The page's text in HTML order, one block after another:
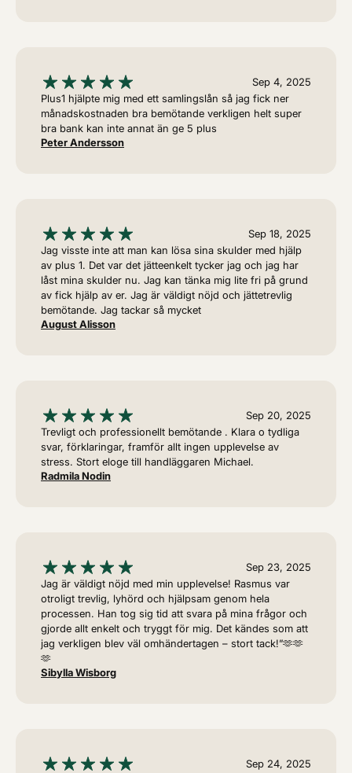
Sep 4, 2025
Plus1 hjälpte mig med ett samlingslån så jag fick ner
månadskostnaden bra bemötande verkligen helt super
bra bank kan inte annat än ge 5 plus
Peter Andersson
Sep 18, 2025
Jag visste inte att man kan lösa sina skulder med hjälp
av plus 1. Det var det jätteenkelt tycker jag och jag har
låst mina skulder nu. Jag kan tänka mig lite fri på grund
av fick hjälp av er. Jag är väldigt nöjd och jättetrevlig
bemötande. Jag tackar så mycket
August Alisson
Sep 20, 2025
Trevligt och professionellt bemötande . Klara o tydliga
svar, förklaringar, framför allt ingen upplevelse av
stress. Stort eloge till handläggaren Michael.
Radmila Nodin
Sep 23, 2025
Jag är väldigt nöjd med min upplevelse! Rasmus var
otroligt trevlig, lyhörd och hjälpsam genom hela
processen. Han tog sig tid att svara på mina frågor och
gjorde allt enkelt och tryggt för mig. Det kändes som att
jag verkligen blev väl omhändertagen – stort tack!”🫶🫶
🫶
Sibylla Wisborg
Sep 24, 2025